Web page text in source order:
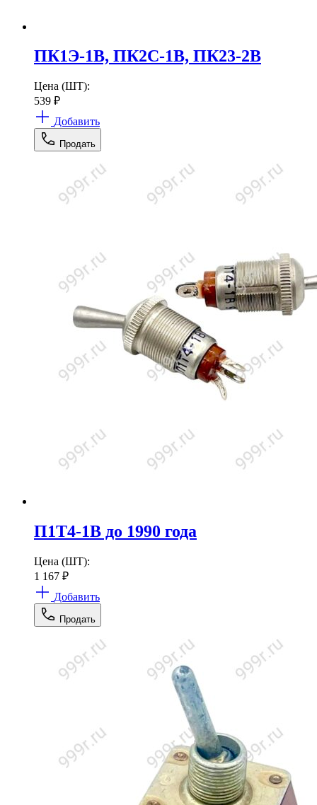
ПК1Э-1В, ПК2С-1В, ПК23-2В
Цена (ШТ):
539 ₽
Добавить
Продать
П1Т4-1В до 1990 года
Цена (ШТ):
1 167 ₽
Добавить
Продать